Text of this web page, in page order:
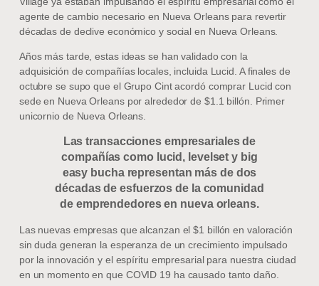
agente de cambio necesario en Nueva Orleans para revertir
décadas de declive económico y social en Nueva Orleans.
Años más tarde, estas ideas se han validado con la
adquisición de compañías locales, incluida Lucid. A finales de
octubre se supo que el Grupo Cint acordó comprar Lucid con
sede en Nueva Orleans por alrededor de $1.1 billón. Primer
unicornio de Nueva Orleans.
Las transacciones empresariales de
compañías como lucid, levelset y big
easy bucha representan más de dos
décadas de esfuerzos de la comunidad
de emprendedores en nueva orleans.
Las nuevas empresas que alcanzan el $1 billón en valoración
sin duda generan la esperanza de un crecimiento impulsado
por la innovación y el espíritu empresarial para nuestra ciudad
en un momento en que COVID 19 ha causado tanto daño.